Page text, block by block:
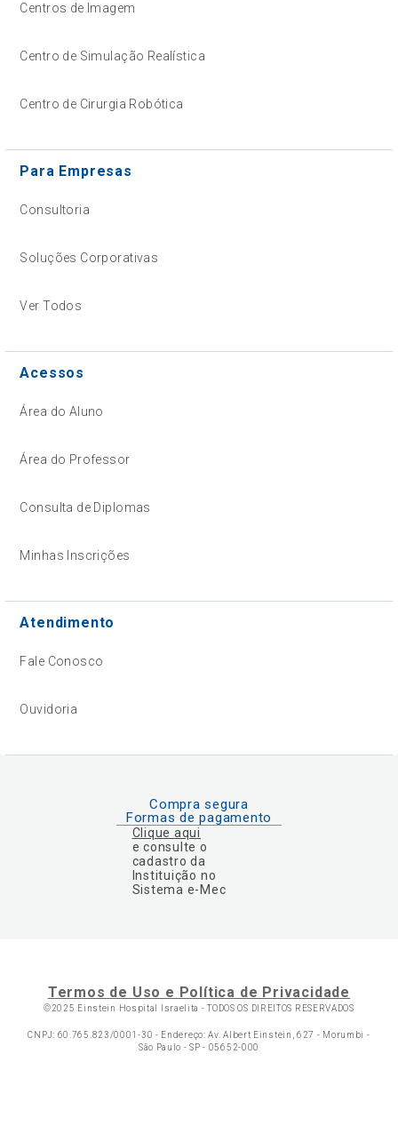
Centros de Imagem
Centro de Simulação Realística
Centro de Cirurgia Robótica
Para Empresas
Consultoria
Soluções Corporativas
Ver Todos
Acessos
Área do Aluno
Área do Professor
Consulta de Diplomas
Minhas Inscrições
Atendimento
Fale Conosco
Ouvidoria
Compra segura
Formas de pagamento
Clique aqui
e consulte o
cadastro da
Instituição no
Sistema e-Mec
Termos de Uso e Política de Privacidade
©2025 Einstein Hospital Israelita -TODOS OS DIREITOS RESERVADOS
CNPJ: 60.765.823/0001-30 - Endereço: Av. Albert Einstein, 627 - Morumbi -
São Paulo - SP - 05652-000